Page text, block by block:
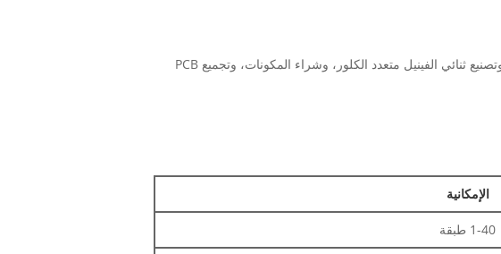
* خدمة التصنيع الإلكترونية الشاملة لتصميم ثنائي الفينيل متعدد الكلور، وتخطيط ثنائي الفينيل متعدد الكلور، وتصنيع ثنائي الفينيل متعدد الكلور، وشراء المكونات، وتجميع PCB
الإمكانية
1-40 طبقة